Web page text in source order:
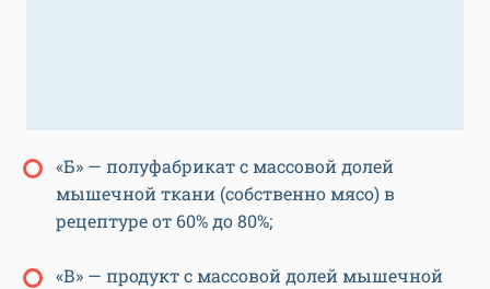
«Б» — полуфабрикат с массовой долей
мышечной ткани (собственно мясо) в
рецептуре от 60% до 80%;
«В» — продукт с массовой долей мышечной